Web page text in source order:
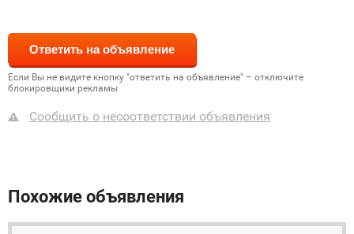
Если Вы не видите кнопку "ответить на объявление" – отключите
блокировщики рекламы
Сообщить о несоответствии объявления
Похожие объявления